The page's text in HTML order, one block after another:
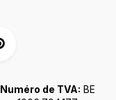
Numéro de TVA: BE